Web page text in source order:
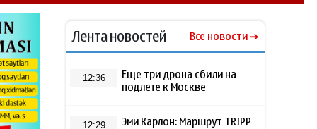
Лента новостей Все новости
12:36
Еще три дрона сбили на
подлете к Москве
12:29
Эми Карлон: Маршрут TRIPP